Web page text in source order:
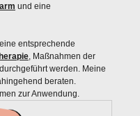
und eine
entsprechende
, Maßnahmen der
werden. Meine
beraten.
zur Anwendung.